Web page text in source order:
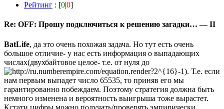
Рейтинг : [0|0]
Re: OFF: Прошу подключиться к решению загадки… — II
BatLife, да это очень похожая задача. Но тут есть очень
большое отличие- у нас есть информация о выпадающих
числах(двухбайтовое целое- т.е. от нуля до
). Т.е. если
нам первым выпадет число 65535, то приняв его мы
гарантированно побеждаем. Поэтому стратегия должна быть
немного изменена и вероятность выигрыша тоже вырастет.
Кстати цифры можно получать/проверять эмпирически,